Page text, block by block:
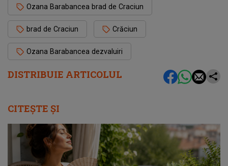
DISTRIBUIE ARTICOLUL
Ozana Barabancea brad de Craciun
brad de Craciun Crăciun
Ozana Barabancea dezvaluiri
CITEȘTE ȘI